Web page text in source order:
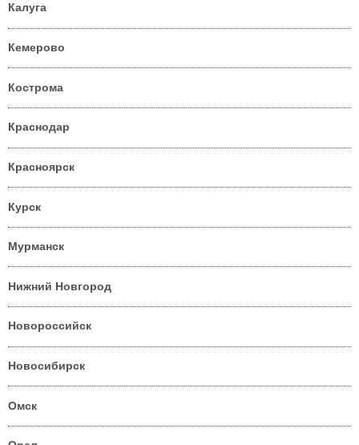
Калуга
Кемерово
Кострома
Краснодар
Красноярск
Курск
Мурманск
Нижний Новгород
Новороссийск
Новосибирск
Омск